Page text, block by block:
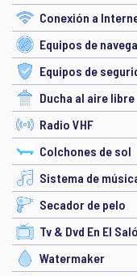
Conexión a
Equipos de
Equipos de
Ducha al aire libre
Radio VHF
Colchones de sol
Sistema de
Secador de pelo
Tv & Dvd En El
Watermaker